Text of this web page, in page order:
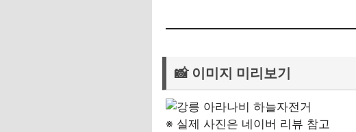
📸 이미지 미리보기
※ 실제 사진은 네이버 리뷰 참고